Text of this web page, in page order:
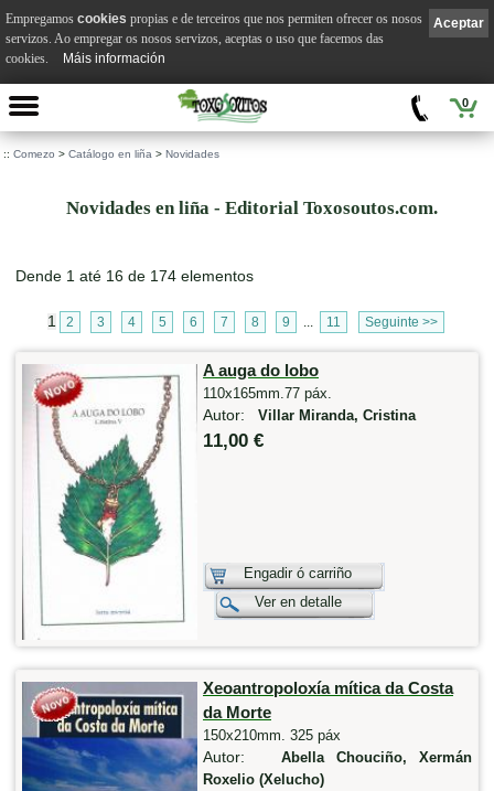
0
:: Comezo > Catálogo en liña > Novidades
Novidades en liña - Editorial Toxosoutos.com.
Dende 1 até 16 de 174 elementos
1 2 3 4 5 6 7 8 9 ... 11 Seguinte >>
A auga do lobo
110x165mm.77 páx.
Autor: Villar Miranda, Cristina
11,00 €
Engadir ó carriño
Ver en detalle
Xeoantropoloxía mítica da Costa
da Morte
150x210mm. 325 páx
Autor: Abella Chouciño, Xermán
Roxelio (Xelucho)
Aceptar
Empregamos cookies propias e de terceiros que nos permiten ofrecer os nosos
servizos. Ao empregar os nosos servizos, aceptas o uso que facemos das
cookies.
Máis información